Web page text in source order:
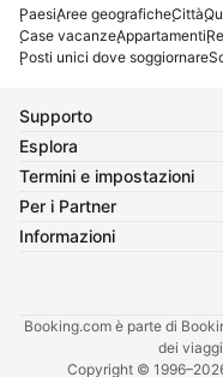
PaesiAree geograficheCittà
Case vacanzeAppartamenti
Posti unici dove soggiornare
Supporto
Esplora
Termini e impostazioni
Per i Partner
Informazioni
Booking.com è parte di
dei
Copyright ©